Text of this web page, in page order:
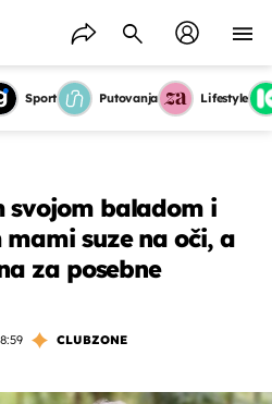
Sport Putovanja Lifestyle
svojom baladom i
suze na oči, a
za posebne
CLUBZONE